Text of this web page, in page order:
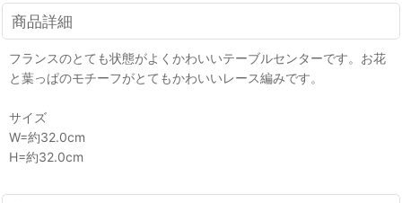
商品詳細
フランスのとても状態がよくかわいいテーブルセンターです。お花
と葉っぱのモチーフがとてもかわいいレース編みです。
サイズ
W=約32.0cm
H=約32.0cm